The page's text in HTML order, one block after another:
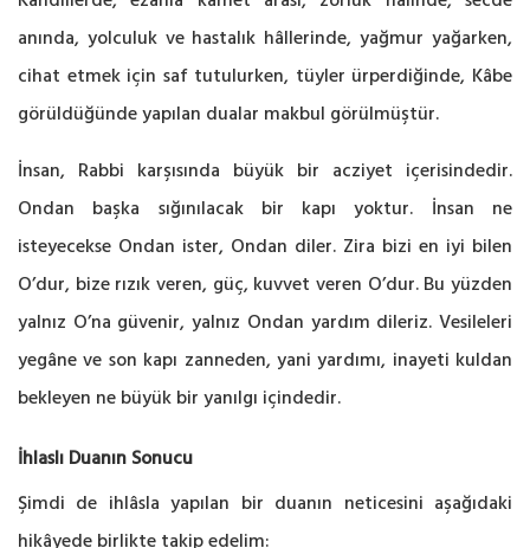
anında, yolculuk ve hastalık hâllerinde, yağmur yağarken,
cihat etmek için saf tutulurken, tüyler ürperdiğinde, Kâbe
görüldüğünde yapılan dualar makbul görülmüştür.
İnsan, Rabbi karşısında büyük bir acziyet içerisindedir.
Ondan başka sığınılacak bir kapı yoktur. İnsan ne
isteyecekse Ondan ister, Ondan diler. Zira bizi en iyi bilen
O’dur, bize rızık veren, güç, kuvvet veren O’dur. Bu yüzden
yalnız O’na güvenir, yalnız Ondan yardım dileriz. Vesileleri
yegâne ve son kapı zanneden, yani yardımı, inayeti kuldan
bekleyen ne büyük bir yanılgı içindedir.
İhlaslı Duanın Sonucu
Şimdi de ihlâsla yapılan bir duanın neticesini aşağıdaki
hikâyede birlikte takip edelim: